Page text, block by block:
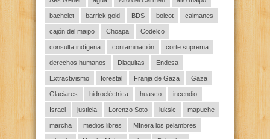
bachelet barrick gold BDS boicot caimanes
cajón del maipo Choapa Codelco
consulta indígena contaminación corte suprema
derechos humanos Diaguitas Endesa
Extractivismo forestal Franja de Gaza Gaza
Glaciares hidroeléctrica huasco incendio
Israel justicia Lorenzo Soto luksic mapuche
marcha medios libres MInera los pelambres